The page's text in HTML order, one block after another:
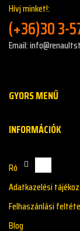
Hívj minket!:
(+36)30 3-
Email:
GYORS MENŰ
INFORMÁCIÓK
Rólunk
Adatkazelési
Felhaszánlási
Blog